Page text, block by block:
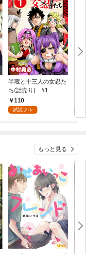
半蔵と十三人の女忍た
ち(話売り) #1
110
試読フル
弱
もっと見る